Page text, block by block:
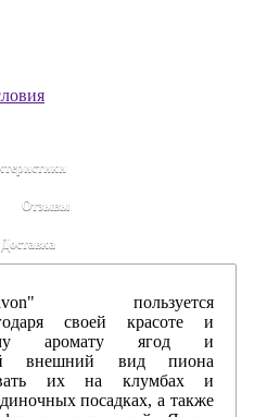
Отзывы
Доставка
пользуется
своей красоте и
аромату ягод и
внешний вид пиона
их на клумбах и
посадках, а также